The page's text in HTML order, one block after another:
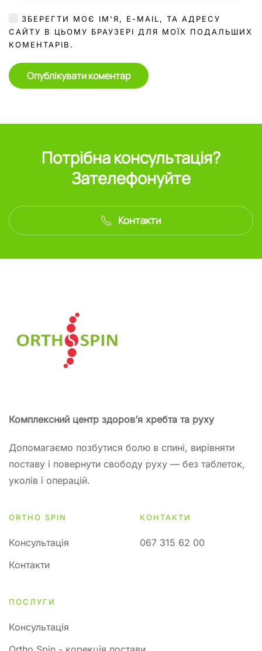
ЗБЕРЕГТИ МОЄ ІМ'Я, E-MAIL, ТА АДРЕСУ
САЙТУ В ЦЬОМУ БРАУЗЕРІ ДЛЯ МОЇХ ПОДАЛЬШИХ
КОМЕНТАРІВ.
Опублікувати коментар
Потрібна консультація?
Зателефонуйте
Контакти
Комплексний центр здоров’я хребта та руху
Допомагаємо позбутися болю в спині, вирівняти
поставу і повернути свободу руху — без таблеток,
уколів і операцій.
ORTHO SPIN
Консультація
Контакти
КОНТАКТИ
067 315 62 00
ПОСЛУГИ
Консультація